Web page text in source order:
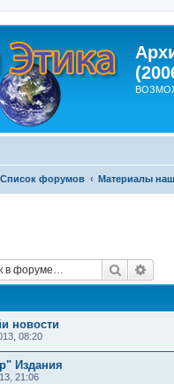
Список форумов Материалы
Поиск
новости
08:20
Издания
21:06